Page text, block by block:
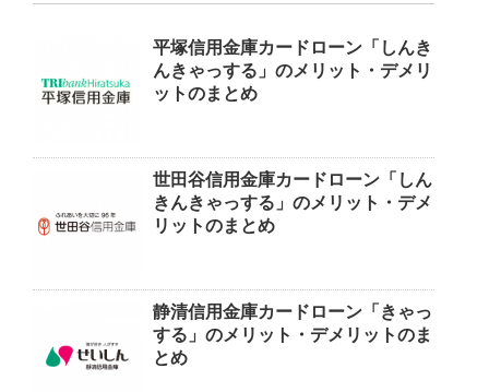
平塚信用金庫カードローン「しんき
んきゃっする」のメリット・デメリ
ットのまとめ
世田谷信用金庫カードローン「しん
きんきゃっする」のメリット・デメ
リットのまとめ
静清信用金庫カードローン「きゃっ
する」のメリット・デメリットのま
とめ